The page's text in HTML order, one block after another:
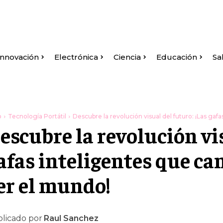
Electrónica Ciencia Educación
Tecnología Portátil Descubre la revolución visual del futuro: ¡Las
la revolución
inteligentes que
el mundo!
por Raul Sanchez